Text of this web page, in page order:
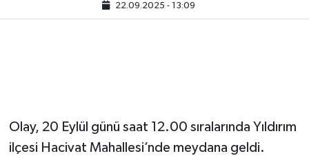
22.09.2025 - 13:09
Olay, 20 Eylül günü saat 12.00 sıralarında Yıldırım
ilçesi Hacivat Mahallesi’nde meydana geldi.